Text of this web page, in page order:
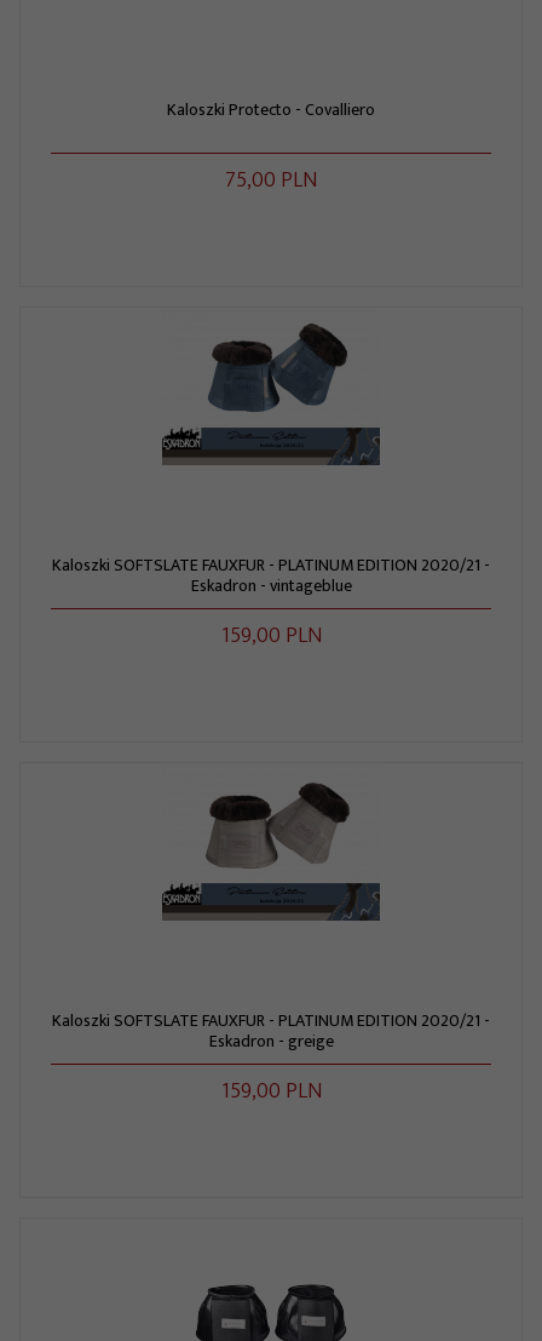
Kaloszki Protecto - Covalliero
75,00 PLN
Kaloszki SOFTSLATE FAUXFUR - PLATINUM EDITION 2020/21 -
Eskadron - vintageblue
159,00 PLN
Kaloszki SOFTSLATE FAUXFUR - PLATINUM EDITION 2020/21 -
Eskadron - greige
159,00 PLN